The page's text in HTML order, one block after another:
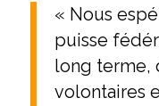
« Nous
puisse
long terme,
volontaires